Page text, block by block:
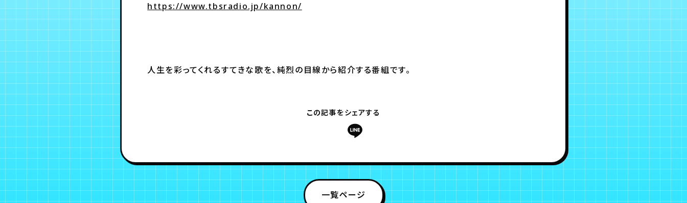
https://www.tbsradio.jp/kannon/
人生を彩ってくれるすてきな歌を、純烈の目線から紹介する番組です。
この記事をシェアする
一覧ページ